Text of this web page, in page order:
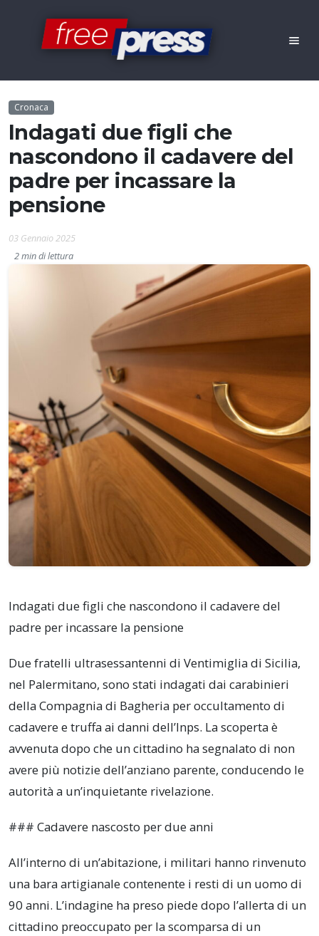
Cronaca
Indagati due figli che
nascondono il cadavere del
padre per incassare la
pensione
03 Gennaio 2025
2 min di lettura
Indagati due figli che nascondono il cadavere del
padre per incassare la pensione
Due fratelli ultrasessantenni di Ventimiglia di Sicilia,
nel Palermitano, sono stati indagati dai carabinieri
della Compagnia di Bagheria per occultamento di
cadavere e truffa ai danni dell’Inps. La scoperta è
avvenuta dopo che un cittadino ha segnalato di non
avere più notizie dell’anziano parente, conducendo le
autorità a un’inquietante rivelazione.
### Cadavere nascosto per due anni
All’interno di un’abitazione, i militari hanno rinvenuto
una bara artigianale contenente i resti di un uomo di
90 anni. L’indagine ha preso piede dopo l’allerta di un
cittadino preoccupato per la scomparsa di un